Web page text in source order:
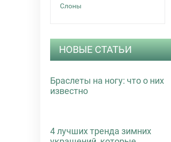
Слоны
НОВЫЕ СТАТЬИ
Браслеты на ногу: что о них
известно
4 лучших тренда зимних